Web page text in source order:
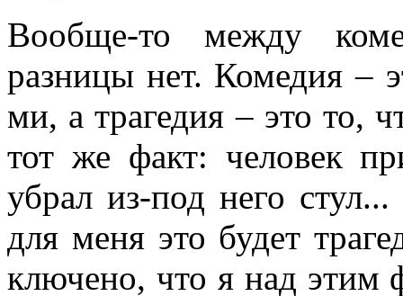
Вообще-то между
разницы нет. Комедия –
ми, а трагедия – это то,
тот же факт: человек
убрал из-под него
для меня это будет
ключено, что я над этим